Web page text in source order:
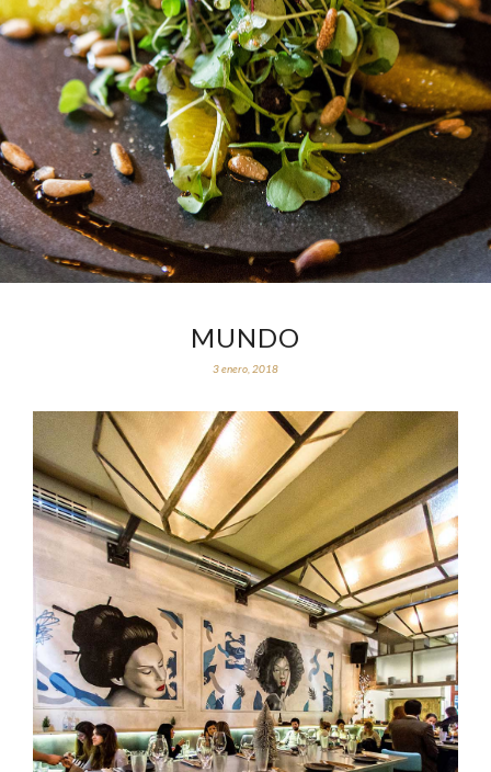
MUNDO
3 enero, 2018